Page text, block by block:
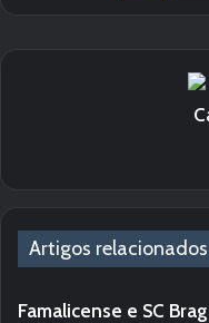
Artigos relacionados
Famalicense e SC